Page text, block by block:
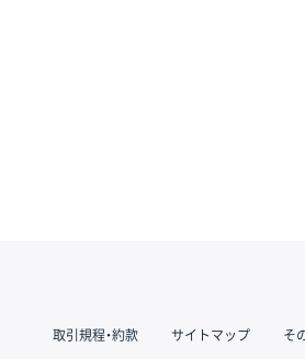
取引規程・約款 サイトマップ そ